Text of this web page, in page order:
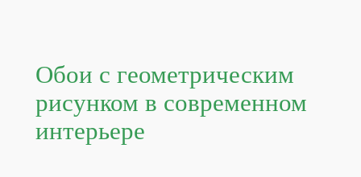
Обои с геометрическим
рисунком в современном
интерьере